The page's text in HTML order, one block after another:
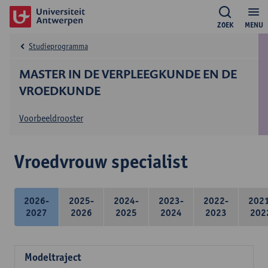
MENU
ZOEK
MASTER IN DE VERPLEEGKUNDE EN DE
VROEDKUNDE
Studieprogramma
Voorbeeldrooster
Vroedvrouw specialist
2026-
2027
2025-
2026
2024-
2025
2023-
2024
2022-
2023
Modeltraject